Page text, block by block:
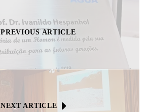
PREVIOUS ARTICLE
NEXT ARTICLE